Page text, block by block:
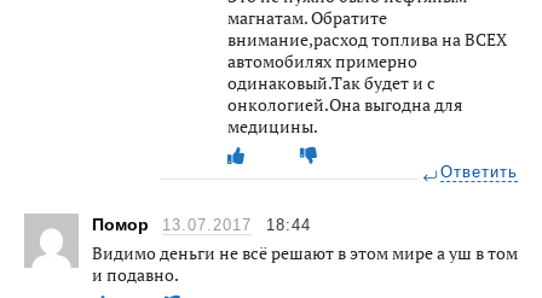
магнатам. Обратите
внимание,расход топлива на ВСЕХ
автомобилях примерно
одинаковый.Так будет и с
онкологией.Она выгодна для
медицины.
Ответить
Помор 13.07.2017 18:44
Видимо деньги не всё решают в этом мире а уш в том
и подавно.